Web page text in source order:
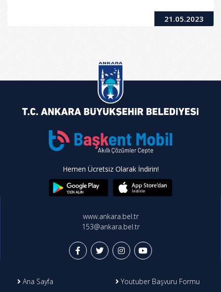
21.05.2023
Hemen Ücretsiz Olarak İndirin!
www.ankara.bel.tr
153@ankara.bel.tr
Ana Sayfa
Youtuber Başvuru Formu